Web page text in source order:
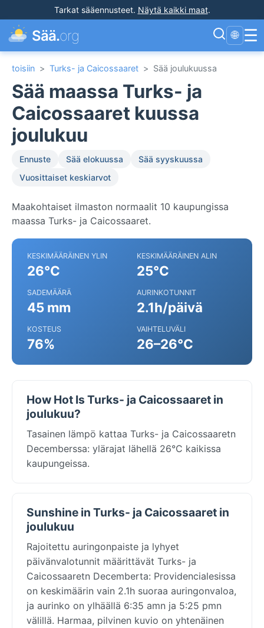
Tarkat sääennusteet. Näytä kaikki maat.
Sää.org 🌐 ☰
toisiin > Turks- ja Caicossaaret > Sää joulukuussa
Sää maassa Turks- ja
Caicossaaret kuussa
joulukuu
Ennuste Sää elokuussa
Sää syyskuussa
Vuosittaiset keskiarvot
Maakohtaiset ilmaston normaalit 10 kaupungissa
maassa Turks- ja Caicossaaret.
KESKIMÄÄRÄINEN YLIN
26°C
KESKIMÄÄRÄINEN ALIN
25°C
SADEMÄÄRÄ
45 mm
AURINKOTUNNIT
2.1h/päivä
KOSTEUS
76%
VAIHTELUVÄLI
26–26°C
How Hot Is Turks- ja Caicossaaret in
joulukuu?
Tasainen lämpö kattaa Turks- ja Caicossaaretn
Decemberssa: ylärajat lähellä 26°C kaikissa
kaupungeissa.
Sunshine in Turks- ja Caicossaaret in
joulukuu
Rajoitettu auringonpaiste ja lyhyet
päivänvalotunnit määrittävät Turks- ja
Caicossaaretn Decemberta: Providencialesissa
on keskimäärin vain 2.1h suoraa auringonvaloa,
ja aurinko on ylhäällä 6:35 amn ja 5:25 pmn
välillä. Harmaa, pilvinen kuvio on yhtenäinen